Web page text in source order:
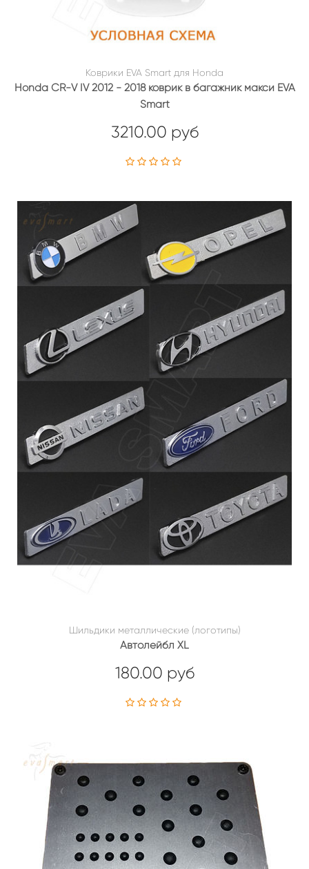
Коврики EVA Smart для Honda
Honda CR-V IV 2012 - 2018 коврик в багажник макси EVA
Smart
3210.00 руб
Шильдики металлические (логотипы)
Автолейбл XL
180.00 руб